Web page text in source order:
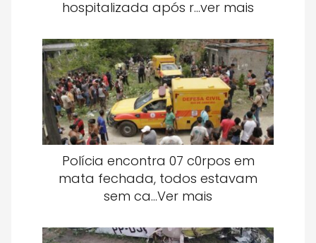
hospitalizada após r…ver mais
Polícia encontra 07 c0rpos em
mata fechada, todos estavam
sem ca…Ver mais